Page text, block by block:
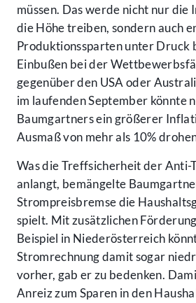
müssen. Das werde nicht nur
die Höhe treiben, sondern auch
Produktionssparten unter Druck
Einbußen bei der
gegenüber den USA oder
im laufenden September könnte
Baumgartners ein größerer
Ausmaß von mehr als 10%
Was die Treffsicherheit der Anti-
anlangt, bemängelte
Strompreisbremse die
spielt. Mit zusätzlichen
Beispiel in Niederösterreich
Stromrechnung damit sogar
vorher, gab er zu bedenken.
Anreiz zum Sparen in den